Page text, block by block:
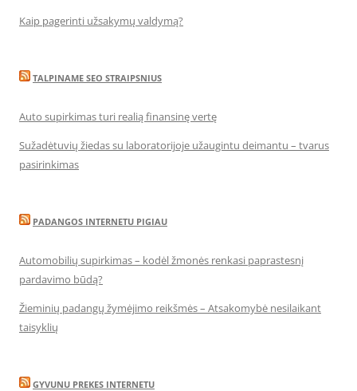
Kaip pagerinti užsakymų valdymą?
TALPINAME SEO STRAIPSNIUS
Auto supirkimas turi realią finansinę vertę
Sužadėtuvių žiedas su laboratorijoje užaugintu deimantu – tvarus
pasirinkimas
PADANGOS INTERNETU PIGIAU
Automobilių supirkimas – kodėl žmonės renkasi paprastesnį
pardavimo būdą?
Žieminių padangų žymėjimo reikšmės – Atsakomybė nesilaikant
taisyklių
GYVUNU PREKES INTERNETU